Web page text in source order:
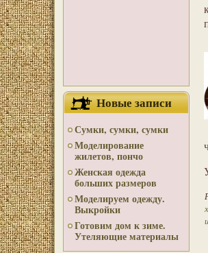
Новые записи
Сумки, сумки, сумки
Моделирование
жилетов, пончо
Женская одежда
больших размеров
Моделируем одежду.
Выкройки
Готовим дом к зиме.
Утеляющие материалы